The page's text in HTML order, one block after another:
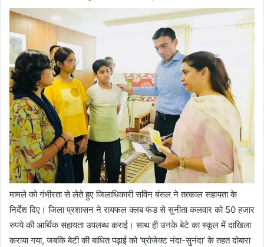
मामले को गंभीरता से लेते हुए जिलाधिकारी सविन बंसल ने तत्काल सहायता के
निर्देश दिए। जिला प्रशासन ने रायफल क्लब फंड से सुनीता कलवार को 50 हजार
रुपये की आर्थिक सहायता उपलब्ध कराई। साथ ही उनके बेटे का स्कूल में दाखिला
कराया गया, जबकि बेटी की बाधित पढ़ाई को ‘प्रोजेक्ट नंदा-सुनंदा’ के तहत दोबारा